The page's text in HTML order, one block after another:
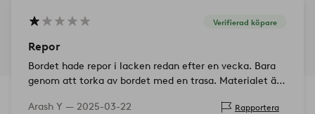
Verifierad köpare
Repor
Bordet hade repor i lacken redan efter en vecka. Bara
genom att torka av bordet med en trasa. Materialet är
Arash Y — 2025-03-22 Rapportera